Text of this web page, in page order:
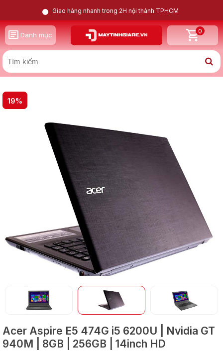
Giao hàng nhanh trong 2H nội thành TPHCM
Danh mục 0
19%
Acer Aspire E5 474G i5 6200U | Nvidia GT
940M | 8GB | 256GB | 14inch HD
GỌI LẠI CHO TÔI X
Acer Aspire E5 474G i5 6200U | Nvidia GT 940M | 8GB |
256GB | 14inch HD